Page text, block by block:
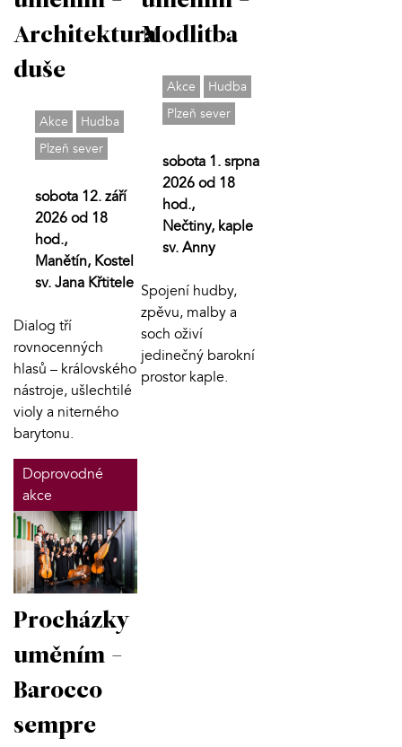
Architektura
duše
Akce
Hudba
Plzeň sever
sobota 12. září
2026 od 18
hod.,
Manětín, Kostel
sv. Jana Křtitele
Dialog tří
rovnocenných
hlasů – královského
nástroje, ušlechtilé
violy a niterného
barytonu.
Modlitba
Akce
Hudba
Plzeň sever
sobota 1. srpna
2026 od 18
hod.,
Nečtiny, kaple
sv. Anny
Spojení hudby,
zpěvu, malby a
soch oživí
jedinečný barokní
prostor kaple.
Doprovodné
akce
Procházky
uměním -
Barocco
sempre